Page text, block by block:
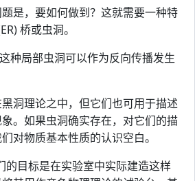
是，要如何做到？这就需要一种特
桥或虫洞。
种局部虫洞可以作为反向传播发生
洞理论之中，但它们也可用于描述
。如果虫洞确实存在，对它们的描
对物质基本性质的认识空白。
的目标是在实验室中实际建造这样